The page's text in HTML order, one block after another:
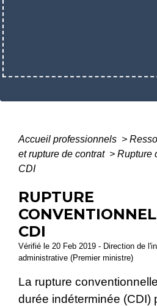
Accueil professionnels >
et rupture de contrat > Rupture
CDI
RUPTURE
CDI
Vérifié le 20 Feb 2019 - Direction de
administrative (Premier ministre)
La rupture
durée indéterminée (CDI)